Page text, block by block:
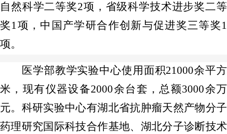
自然科学二等奖2项，省级科学技术进步奖二等
奖1项，中国产学研合作创新与促进奖三等奖1
项。
医学部教学实验中心使用面积21000余平方
米，现有仪器设备2000余台套，总额3000余万
元。科研实验中心有湖北省抗肿瘤天然产物分子
药理研究国际科技合作基地、湖北分子诊断技术